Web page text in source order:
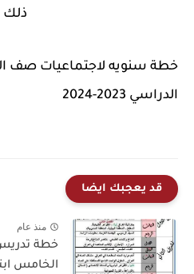
ذلك
خطة سنويه لاجتماعيات صف
الدراسي 2023-2024
قد يعجبك ايضا
منذ عام
خطة
الخامس